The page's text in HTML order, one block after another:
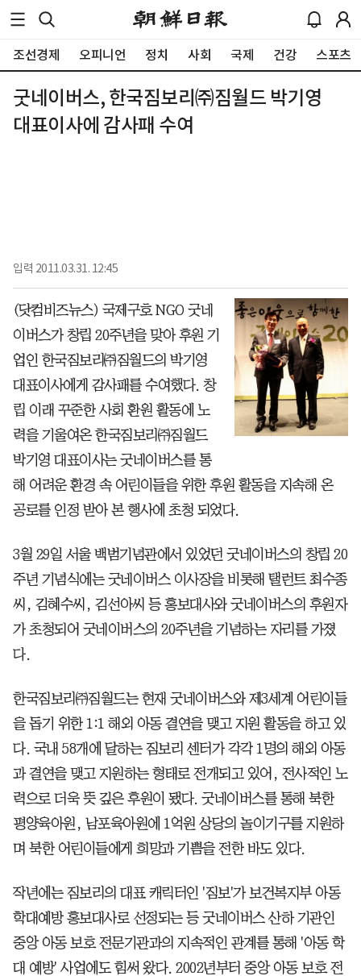
조선경제 오피니언 정치 사회 국제 건강 스포츠
굿네이버스, 한국짐보리㈜짐월드 박기영
대표이사에 감사패 수여
입력 2011.03.31. 12:45
(닷컴비즈뉴스) 국제구호 NGO 굿네
이버스가 창립 20주년을 맞아 후원 기
업인 한국짐보리㈜짐월드의 박기영
대표이사에게 감사패를 수여했다. 창
립 이래 꾸준한 사회 환원 활동에 노
력을 기울여온 한국짐보리㈜짐월드
박기영 대표이사는 굿네이버스를 통
해 어려운 환경 속 어린이들을 위한 후원 활동을 지속해 온
공로를 인정 받아 본 행사에 초청 되었다.
3월 29일 서울 백범기념관에서 있었던 굿네이버스의 창립 20
주년 기념식에는 굿네이버스 이사장을 비롯해 탤런트 최수종
씨, 김혜수씨, 김선아씨 등 홍보대사와 굿네이버스의 후원자
가 초청되어 굿네이버스의 20주년을 기념하는 자리를 가졌
다.
한국짐보리㈜짐월드는 현재 굿네이버스와 제3세계 어린이들
을 돕기 위한 1:1 해외 아동 결연을 맺고 지원 활동을 하고 있
다. 국내 58개에 달하는 짐보리 센터가 각각 1명의 해외 아동
과 결연을 맺고 지원하는 형태로 전개되고 있어, 전사적인 노
력으로 더욱 뜻 깊은 후원이 됐다. 굿네이버스를 통해 북한
평양육아원, 남포육아원에 1억원 상당의 놀이기구를 지원하
며 북한 어린이들에게 희망과 기쁨을 전한 바도 있다.
작년에는 짐보리의 대표 캐릭터인 '짐보'가 보건복지부 아동
학대예방 홍보대사로 선정되는 등 굿네이버스 산하 기관인
중앙 아동 보호 전문기관과의 지속적인 관계를 통해 '아동 학
대 예방' 사업에도 힘써 왔다. 2002년부터 중앙 아동 보호 전